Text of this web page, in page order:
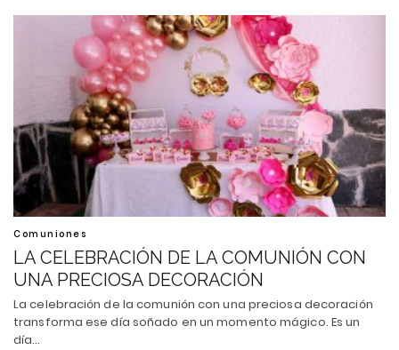
Comuniones
LA CELEBRACIÓN DE LA COMUNIÓN CON
UNA PRECIOSA DECORACIÓN
La celebración de la comunión con una preciosa decoración
transforma ese día soñado en un momento mágico. Es un
día…